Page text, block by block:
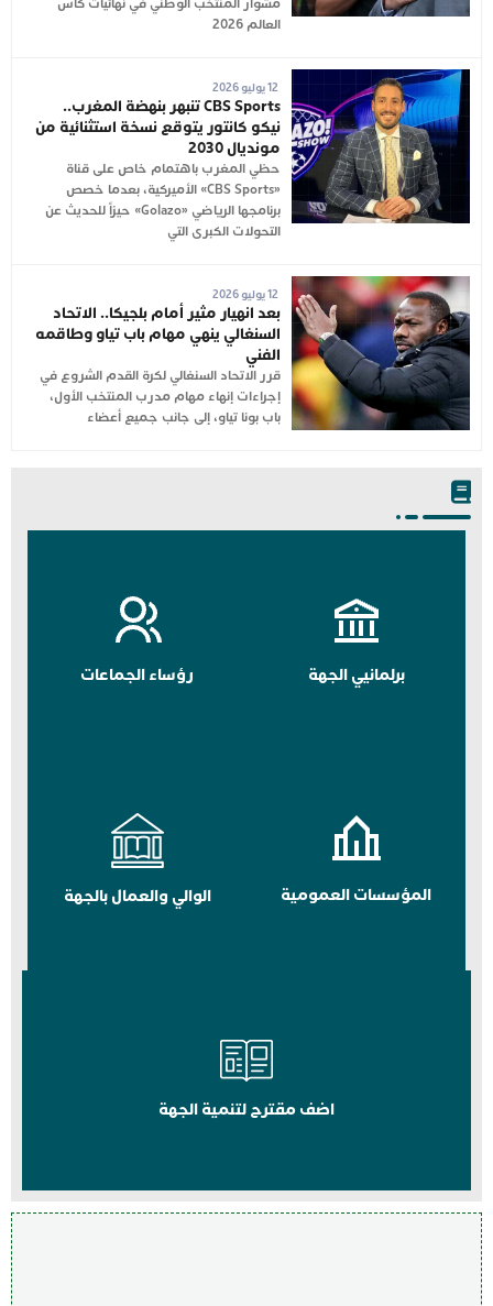
العالم 2026
12 يوليو 2026
CBS Sports تنبهر بنهضة المغرب..
نيكو كانتور يتوقع نسخة استثنائية من
مونديال 2030
حظي المغرب باهتمام خاص على قناة
«CBS Sports» الأميركية، بعدما خصص
برنامجها الرياضي «Golazo» حيزاً للحديث عن
التحولات الكبرى التي
12 يوليو 2026
بعد انهيار مثير أمام بلجيكا.. الاتحاد
السنغالي ينهي مهام باب تياو وطاقمه
الفني
قرر الاتحاد السنغالي لكرة القدم الشروع في
إجراءات إنهاء مهام مدرب المنتخب الأول،
باب بونا تياو، إلى جانب جميع أعضاء
برلمانيي الجهة رؤساء الجماعات
المؤسسات العمومية الوالي والعمال بالجهة
اضف مقترح لتنمية الجهة